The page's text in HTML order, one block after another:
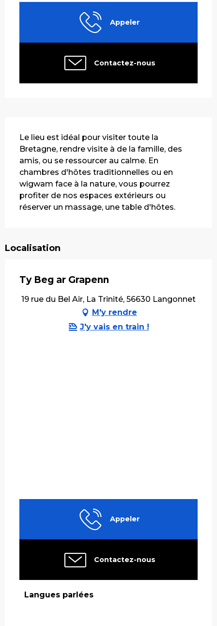
Appeler
Contactez-nous
Le lieu est idéal pour visiter toute la
Bretagne, rendre visite à de la famille, des
amis, ou se ressourcer au calme. En
chambres d'hôtes traditionnelles ou en
wigwam face à la nature, vous pourrez
profiter de nos espaces extérieurs ou
réserver un massage, une table d'hôtes.
Localisation
Ty Beg ar Grapenn
19 rue du Bel Air, La Trinité, 56630 Langonnet
M'y rendre
J'y vais en train !
Appeler
Contactez-nous
Langues parlées
Langues parlées